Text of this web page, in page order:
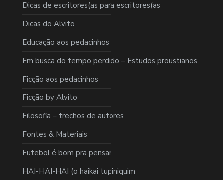
Dicas de escritores(as para escritores(as
Dicas do Alvito
Educação aos pedacinhos
Em busca do tempo perdido – Estudos proustianos
Ficção aos pedacinhos
Ficção by Alvito
Filosofia – trechos de autores
Fontes & Materiais
Futebol é bom pra pensar
HAI-HAI-HAI (o haikai tupiniquim